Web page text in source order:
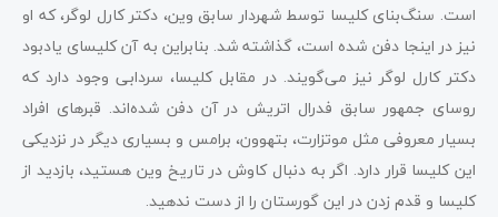
است. سنگ‌بنای کلیسا توسط شهردار سابق وین، دکتر کارل لوگر، که او
نیز در اینجا دفن شده است، گذاشته شد. بنابراین به آن کلیسای یادبود
دکتر کارل لوگر نیز می‌گویند. در مقابل کلیسا، سردابی وجود دارد که
روسای جمهور سابق فدرال اتریش در آن دفن شده‌اند. قبرهای افراد
بسیار معروفی مثل موتزارت، بتهوون، برامس و بسیاری دیگر در نزدیکی
این کلیسا قرار دارد. اگر به دنبال کاوش در تاریخ وین هستید، بازدید از
کلیسا و قدم زدن در این گورستان را از دست ندهید.